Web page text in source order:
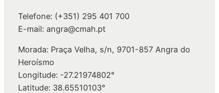
Telefone: (+351) 295 401 700
E-mail: angra@cmah.pt
Morada: Praça Velha, s/n, 9701-857 Angra do
Heroísmo
Longitude: -27.21974802°
Latitude: 38.65510103°